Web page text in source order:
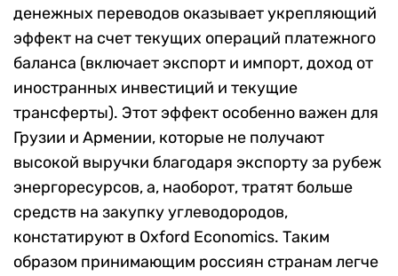
денежных переводов оказывает укрепляющий
эффект на счет текущих операций платежного
баланса (включает экспорт и импорт, доход от
иностранных инвестиций и текущие
трансферты). Этот эффект особенно важен для
Грузии и Армении, которые не получают
высокой выручки благодаря экспорту за рубеж
энергоресурсов, а, наоборот, тратят больше
средств на закупку углеводородов,
констатируют в Oxford Economics. Таким
образом принимающим россиян странам легче